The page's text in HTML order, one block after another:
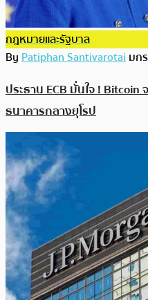
กฎหมายและรัฐบาล
ByPatiphan Santivarotaiมก
ประธาน ECB มั่นใจ ! Bitcoin
ธนาคารกลางยุโรป